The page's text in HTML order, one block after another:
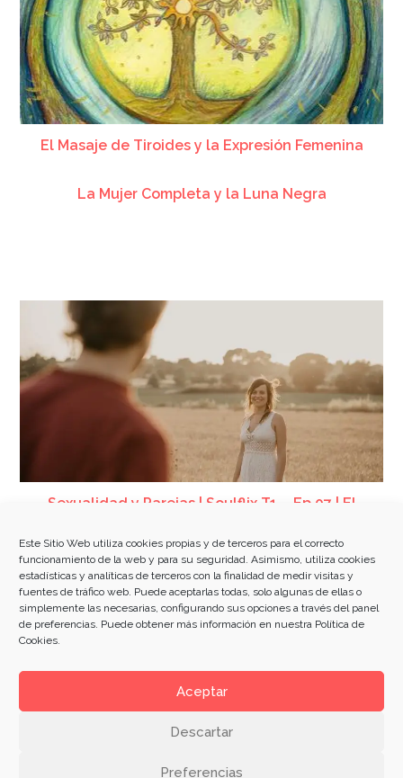
Este Sitio Web utiliza cookies propias y de terceros para el correcto
funcionamiento de la web y para su seguridad. Asimismo, utiliza cookies
estadísticas y analíticas de terceros con la finalidad de medir visitas y
fuentes de tráfico web. Puede aceptarlas todas, solo algunas de ellas o
simplemente las necesarias, configurando sus opciones a través del panel
de preferencias. Puede obtener más información en nuestra Política de
Cookies.
Aceptar
Descartar
Preferencias
El Masaje de Tiroides y la Expresión Femenina
La Mujer Completa y la Luna Negra
Sexualidad y Parejas | Soulflix T1 – Ep 07 | El
ESCUELA DE MUJERES
Política de Privacidad